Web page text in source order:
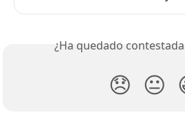
¿Ha quedado
😞 😐